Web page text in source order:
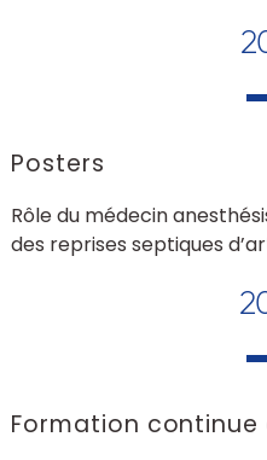
Posters
Rôle du médecin
des reprises septiques
Formation continue